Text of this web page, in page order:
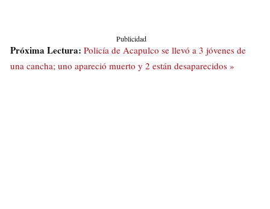
Publicidad
Próxima Lectura: Policía de Acapulco se llevó a 3 jóvenes de
una cancha; uno apareció muerto y 2 están desaparecidos »